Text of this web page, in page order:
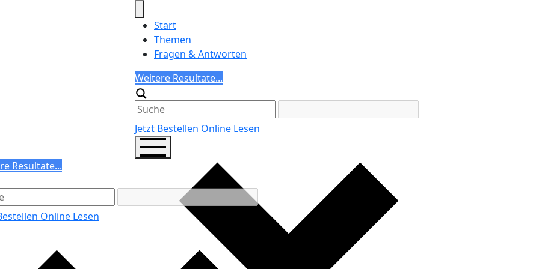
Start
Themen
Fragen & Antworten
Search
Weitere Resultate...
Generic filters
Jetzt Bestellen Online Lesen
Resultate...
filters
Online Lesen